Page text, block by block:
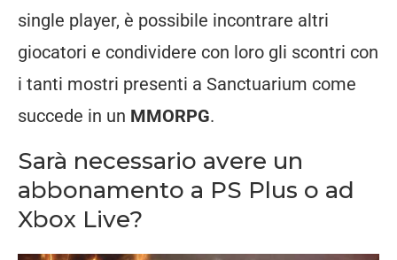
single player, è possibile incontrare altri
giocatori e condividere con loro gli scontri con
i tanti mostri presenti a Sanctuarium come
succede in un MMORPG.
Sarà necessario avere un
abbonamento a PS Plus o ad
Xbox Live?